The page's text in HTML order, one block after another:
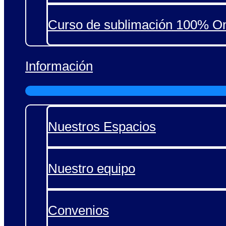
Curso de sublimación 100%
Información
Nuestros Espacios
Nuestro equipo
Convenios